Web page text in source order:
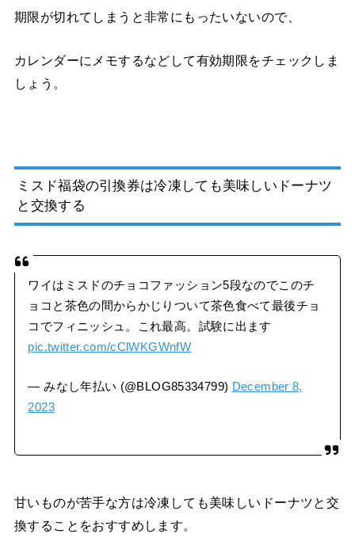
期限が切れてしまうと非常にもったいないので、
カレンダーにメモするなどして有効期限をチェックしま
しょう。
ミスド福袋の引換券は冷凍しても美味しいドーナツ
と交換する
ワイはミスドのチョコファッション5段なのでこのチ
ョコと茶色の間からかじりついて茶色食べて最後チョ
コでフィニッシュ。これ最高。試験に出ます
pic.twitter.com/cClWKGWnfW
— みなし年払い (@BLOG85334799) December 8,
2023
甘いものが苦手な方は冷凍しても美味しいドーナツと交
換することをおすすめします。